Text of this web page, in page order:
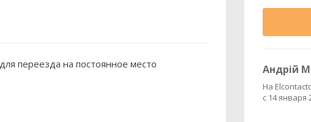
переезда на постоянное место
Андрій
На
с 14 января